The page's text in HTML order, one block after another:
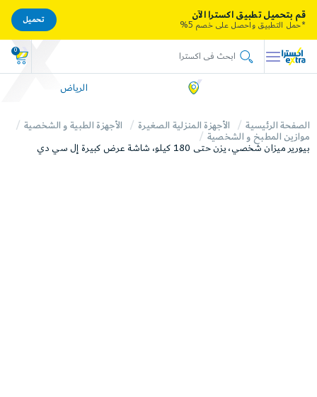
0
الرياض
الصفحة الرئيسية الأجهزة المنزلية الصغيرة
الأجهزة الطبية و الشخصية
موازين المطبخ و الشخصية
بيورير ميزان شخصي، يزن حتى 180 كيلو، شاشة عرض كبيرة إل سي دي
قم بتحميل تطبيق اكسترا الآن
*حمل التطبيق واحصل على خصم 5%
تحميل